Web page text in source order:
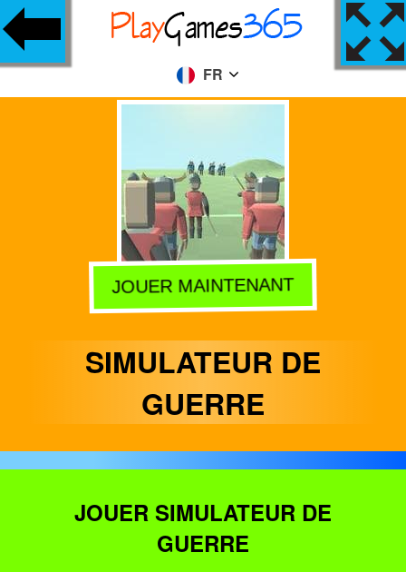
FR
JOUER MAINTENANT
SIMULATEUR DE
GUERRE
JOUER SIMULATEUR DE
GUERRE